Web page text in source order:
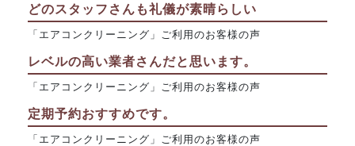
どのスタッフさんも礼儀が素晴らしい
「エアコンクリーニング」ご利用のお客様の声
レベルの高い業者さんだと思います。
「エアコンクリーニング」ご利用のお客様の声
定期予約おすすめです。
「エアコンクリーニング」ご利用のお客様の声